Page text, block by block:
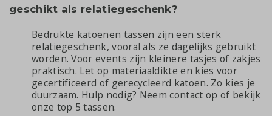
geschikt als relatiegeschenk?
Bedrukte katoenen tassen zijn een sterk
relatiegeschenk, vooral als ze dagelijks gebruikt
worden. Voor events zijn kleinere tasjes of zakjes
praktisch. Let op materiaaldikte en kies voor
gecertificeerd of gerecycleerd katoen. Zo kies je
duurzaam. Hulp nodig? Neem contact op of bekijk
onze top 5 tassen.